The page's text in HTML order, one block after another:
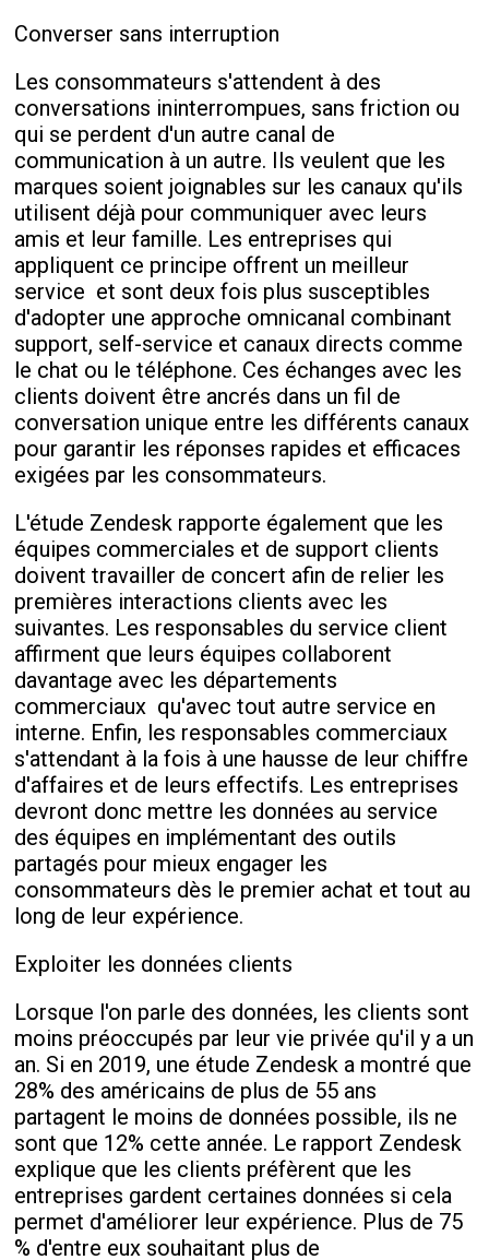
Converser sans interruption
Les consommateurs s'attendent à des
conversations ininterrompues, sans friction ou
qui se perdent d'un autre canal de
communication à un autre. Ils veulent que les
marques soient joignables sur les canaux qu'ils
utilisent déjà pour communiquer avec leurs
amis et leur famille. Les entreprises qui
appliquent ce principe offrent un meilleur
service et sont deux fois plus susceptibles
d'adopter une approche omnicanal combinant
support, self-service et canaux directs comme
le chat ou le téléphone. Ces échanges avec les
clients doivent être ancrés dans un fil de
conversation unique entre les différents canaux
pour garantir les réponses rapides et efficaces
exigées par les consommateurs.
L'étude Zendesk rapporte également que les
équipes commerciales et de support clients
doivent travailler de concert afin de relier les
premières interactions clients avec les
suivantes. Les responsables du service client
affirment que leurs équipes collaborent
davantage avec les départements
commerciaux qu'avec tout autre service en
interne. Enfin, les responsables commerciaux
s'attendant à la fois à une hausse de leur chiffre
d'affaires et de leurs effectifs. Les entreprises
devront donc mettre les données au service
des équipes en implémentant des outils
partagés pour mieux engager les
consommateurs dès le premier achat et tout au
long de leur expérience.
Exploiter les données clients
Lorsque l'on parle des données, les clients sont
moins préoccupés par leur vie privée qu'il y a un
an. Si en 2019, une étude Zendesk a montré que
28% des américains de plus de 55 ans
partagent le moins de données possible, ils ne
sont que 12% cette année. Le rapport Zendesk
explique que les clients préfèrent que les
entreprises gardent certaines données si cela
permet d'améliorer leur expérience. Plus de 75
% d'entre eux souhaitant plus de